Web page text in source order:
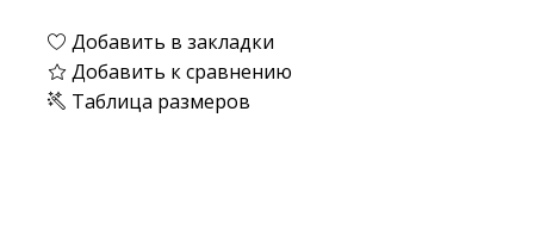
Добавить в закладки
Добавить к сравнению
Таблица размеров